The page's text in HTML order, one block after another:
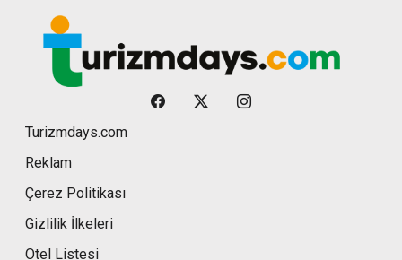
Turizmdays.com
Reklam
Çerez Politikası
Gizlilik İlkeleri
Otel Listesi